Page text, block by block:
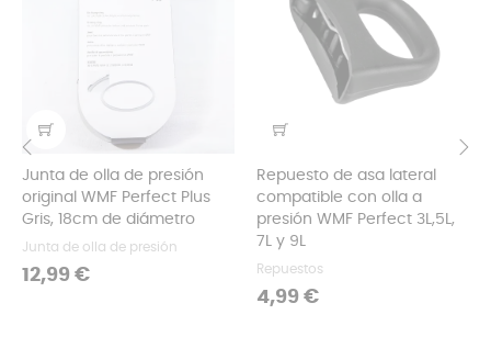
Junta de olla de presión
original WMF Perfect Plus
Gris, 18cm de diámetro
Junta de olla de presión
Precio
12,99 €
Repuesto de asa lateral
compatible con olla a
presión WMF Perfect 3L,5L,
7L y 9L
Repuestos
Precio
4,99 €
‹